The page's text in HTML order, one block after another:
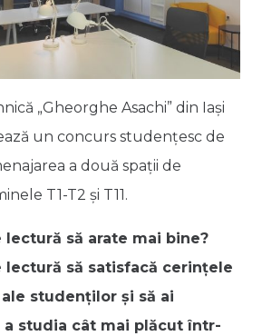
„Gheorghe Asachi” din Iaşi
un concurs studențesc de
a două spații de
T1-T2 și T11.
lectură să arate mai bine?
lectură să satisfacă cerințele
studenților și să ai
studia cât mai plăcut într-